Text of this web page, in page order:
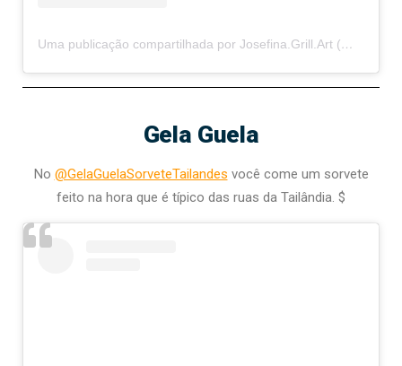
Uma publicação compartilhada por Josefina.Grill.Art (@josefina.grill_art)
Gela Guela
No @GelaGuelaSorveteTailandes você come um sorvete
feito na hora que é típico das ruas da Tailândia. $